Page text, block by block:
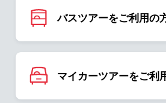
バスツアーをご利用の
マイカーツアーをご利